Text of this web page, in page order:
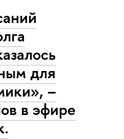
для
–
в эфире